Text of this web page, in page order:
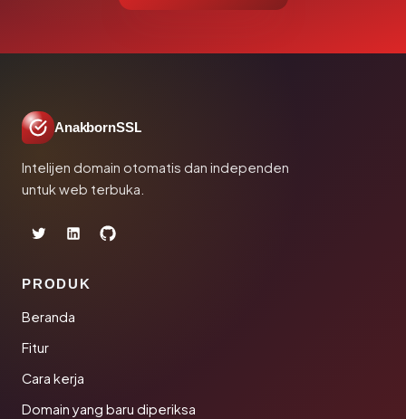
AnakbornSSL
Intelijen domain otomatis dan independen
untuk web terbuka.
PRODUK
Beranda
Fitur
Cara kerja
Domain yang baru diperiksa